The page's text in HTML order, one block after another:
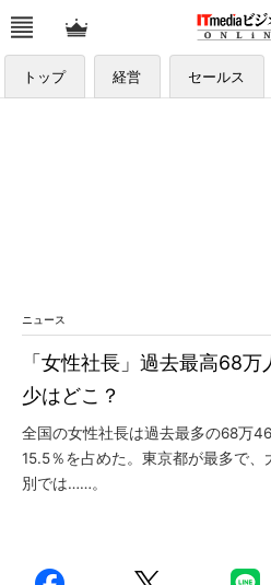
トップ 経営 セールス
ニュース
「女性社長」過去最高68
少はどこ？
全国の女性社長は過去最多の68万
15.5％を占めた。東京都が最多で
別では……。